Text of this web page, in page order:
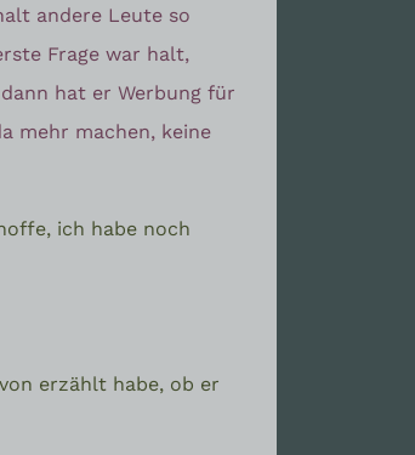
andere Leute so
Frage war halt,
hat er Werbung für
mehr machen, keine
ich habe noch
erzählt habe, ob er